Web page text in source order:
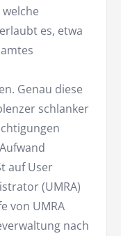
es, etwa
Genau diese
schlanker
auf User
(UMRA)
von UMRA
nach